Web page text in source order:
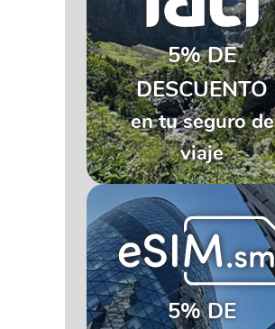
5% DE
DESCUENTO
en tu seguro de
viaje
5% DE